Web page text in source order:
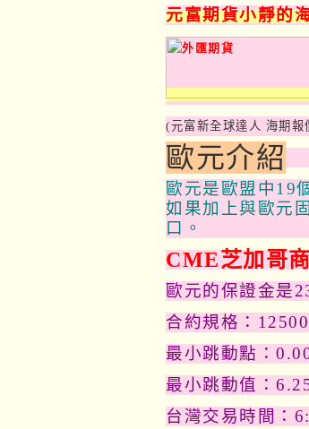
元富期貨小靜的
(元富新全球達人 海期報
歐元介紹
歐元是歐盟中19
如果加上與歐元
口。
CME芝加哥
歐元的保證金是
合約規格：
最小跳動點：
最小跳動值：
台灣交易時間：